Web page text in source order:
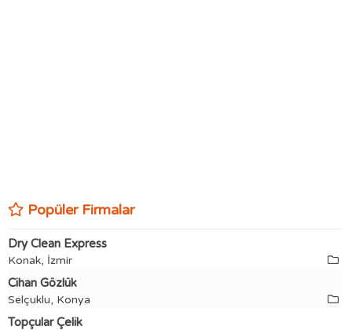
Popüler Firmalar
Dry Clean Express
Konak, İzmir
Cihan Gözlük
Selçuklu, Konya
Topçular Çelik